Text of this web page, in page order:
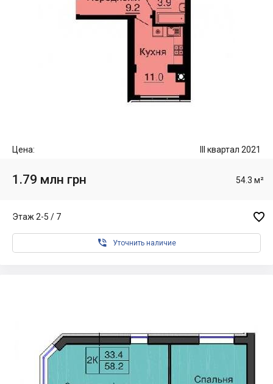
Цена: III квартал 2021
1.79 млн грн 54.3 м²
Этаж 2-5 / 7 
 Уточнить наличие